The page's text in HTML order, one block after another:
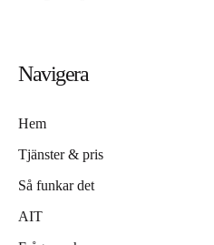
Navigera
Hem
Tjänster & pris
Så funkar det
AIT